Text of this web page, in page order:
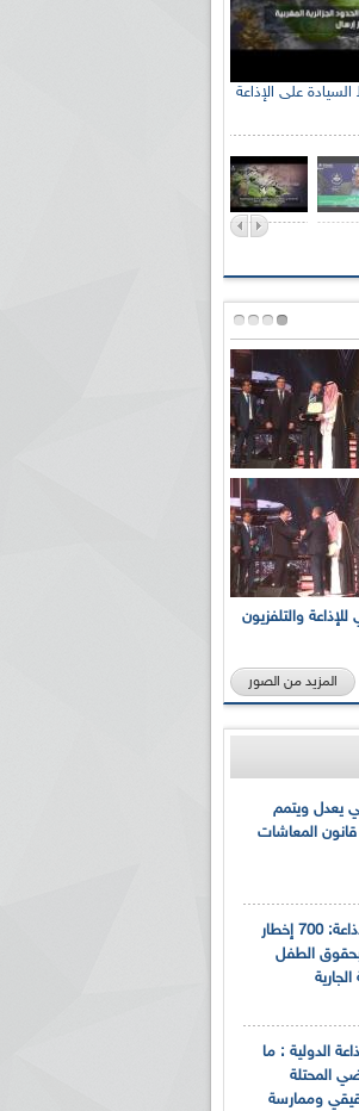
تحي الذكرى 59 لبسط السيادة على الإذاعة
مع الشعب
العربي للإذاعة والتلفزيون
المزيد من الصور
يعدل ويتمم
المعاشات
مريم شرفي للإذاعة: 700 إخطار
الطفل
الدولية : ما
المحتلة
وممارسة